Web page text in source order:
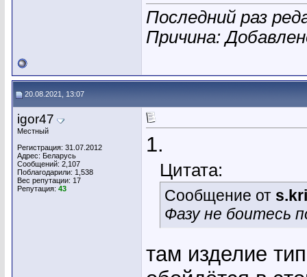
Последний раз
Причина:
20.08.2021, 13:07
igor47
Местный
Регистрация: 31.07.2012
Адрес: Беларусь
Сообщений: 2,107
Поблагодарили: 1,538
Вес репутации: 17
Репутация: 43
1.
Цитата:
Сообщение от
Фазу не боитесь
там изделие